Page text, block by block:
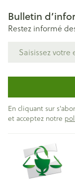
Bulletin
Restez informé
En cliquant sur
et acceptez notre